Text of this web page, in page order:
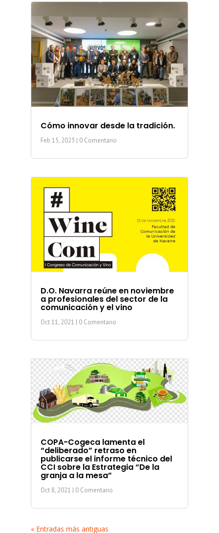
Cómo innovar desde la tradición.
Feb 15, 2023 | 0 Comentario
D.O. Navarra reúne en noviembre
a profesionales del sector de la
comunicación y el vino
Oct 11, 2021 | 0 Comentario
COPA-Cogeca lamenta el
“deliberado” retraso en
publicarse el informe técnico del
CCI sobre la Estrategia “De la
granja a la mesa”
Oct 8, 2021 | 0 Comentario
« Entradas más antiguas